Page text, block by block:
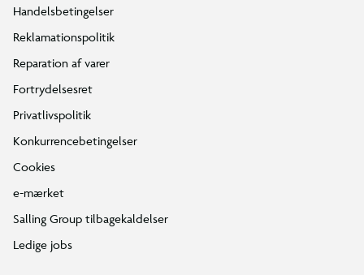
Handelsbetingelser
Reklamationspolitik
Reparation af varer
Fortrydelsesret
Privatlivspolitik
Konkurrencebetingelser
Cookies
e-mærket
Salling Group tilbagekaldelser
Ledige jobs